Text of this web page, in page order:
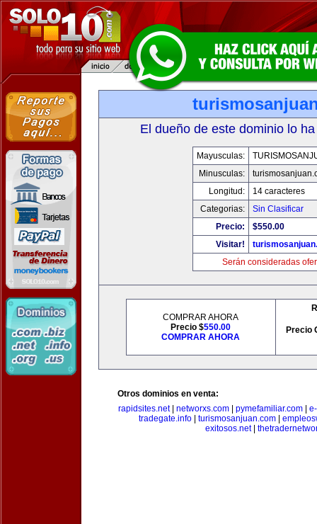
El dueño de este dominio lo
Mayusculas:
Minusculas:
Longitud:
14 caracteres
Categorias:
Sin Clasificar
Precio:
$550.00
Visitar!
Serán consideradas
COMPRAR AHORA
Precio $550.00
COMPRAR AHORA
Precio
Otros dominios en venta:
rapidsites.net| networxs.com| pymefamiliar.com|
tradegate.info| turismosanjuan.com|
exitosos.net|